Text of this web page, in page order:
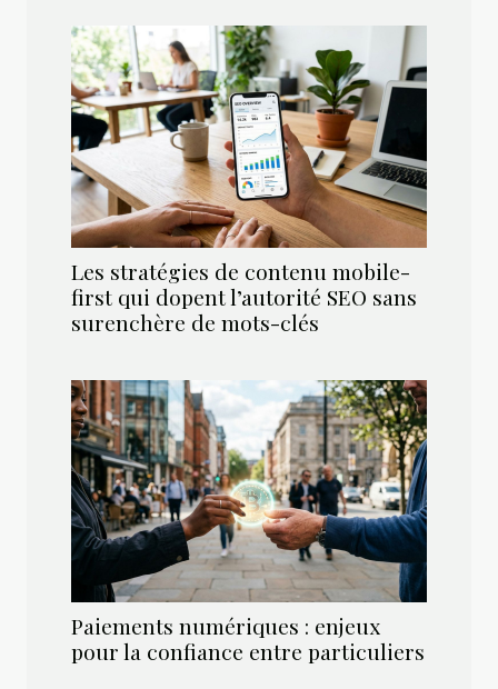
Les stratégies de contenu mobile-
first qui dopent l’autorité SEO sans
surenchère de mots-clés
Paiements numériques : enjeux
pour la confiance entre particuliers